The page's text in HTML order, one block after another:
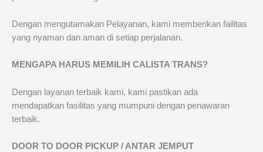
Dengan mengutamakan Pelayanan, kami memberikan failitas
yang nyaman dan aman di setiap perjalanan.
MENGAPA HARUS MEMILIH CALISTA TRANS?
Dengan layanan terbaik kami, kami pastikan ada
mendapatkan fasilitas yang mumpuni dengan penawaran
terbaik.
DOOR TO DOOR PICKUP / ANTAR JEMPUT